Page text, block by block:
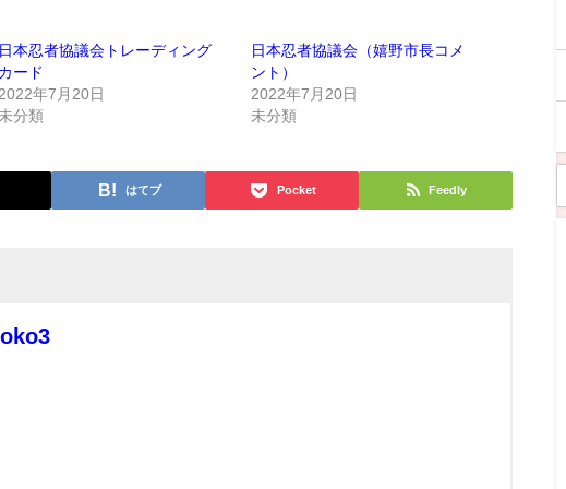
日本忍者協議会トレーディング
カード
2022年7月20日
未分類
日本忍者協議会（嬉野市長コメ
ント）
2022年7月20日
未分類
はてブ Pocket Feedly